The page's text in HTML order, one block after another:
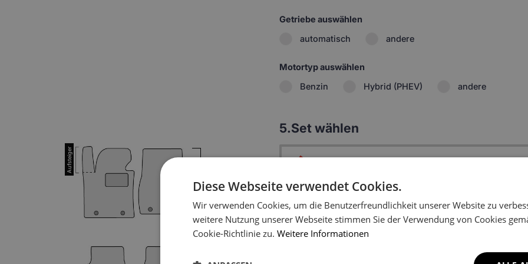
Getriebe auswählen
automatisch
andere
Motortyp auswählen
Benzin
Hybrid (PHEV) andere
5.Set wählen
Fahrermatte (ohne Aufsteiger) +
Beifahrermatte
Fahrermatte (mit Aufsteiger) +
Beifahrermatte
70.49
2: Matte für der 2. Reihe
Diese Webseite verwendet Cookies.
Wir verwenden Cookies, um die Benutzerfreundlichkeit unserer Website zu
weitere Nutzung unserer Webseite stimmen Sie der Verwendung von Cookies
Cookie-Richtlinie zu. Weitere Informationen